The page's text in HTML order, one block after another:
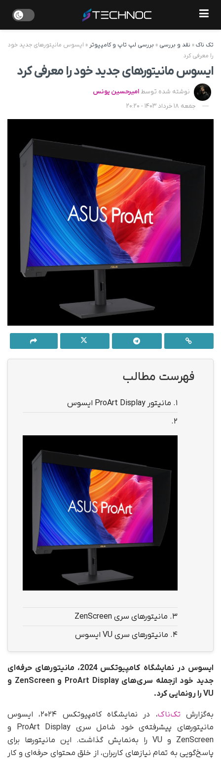
تک ناک» نقد و بررسی » بررسی لپ تاپ و کامپیوتر » ایسوس مانیتورهای جدید خود
را معرفی کرد
ایسوس مانیتورهای جدید خود را معرفی کرد
نوشته شده توسط امیرحسین یونس
جمعه 18 خرداد 1403 - 20:20
فهرست مطالب
1. مانیتور ProArt Display ایسوس
2.
3. مانیتورهای سری ZenScreen
4. مانیتورهای سری VU ایسوس
ایسوس در نمایشگاه کامپیوتکس
، مانیتورهای حرفه‌ای
جدید خود ازجمله سری‌های ProArt Display و ZenScreen و
VU را رونمایی کرد.
به‌گزارش تک‌ناک
، در نمایشگاه کامپیوتکس ۲۰۲۴، ایسوس
مانیتورهای پیشرفته‌ی خود شامل سری ProArt Display و
ZenScreen و VU را به‌نمایش گذاشت. این مانیتورها برای
پاسخ‌گویی به تمام نیازهای کاربران، از خلق محتوای حرفه‌ای و کار